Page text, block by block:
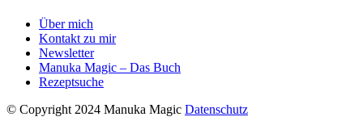
Über mich
Kontakt zu mir
Newsletter
Manuka Magic – Das Buch
Rezeptsuche
© Copyright 2024 Manuka Magic Datenschutz